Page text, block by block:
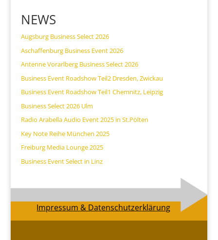
NEWS
Augsburg Business Select 2026
Aschaffenburg Business Event 2026
Antenne Vorarlberg Business Select 2026
Business Event Roadshow Teil2 Dresden, Zwickau
Business Event Roadshow Teil1 Chemnitz, Leipzig
Business Select 2026 Ulm
Radio Arabella Audio Event 2025 in St.Pölten
Key Note Reihe München 2025
Freiburg Media Lounge 2025
Business Event Select in Linz
Impressum & Datenschutzerklärung